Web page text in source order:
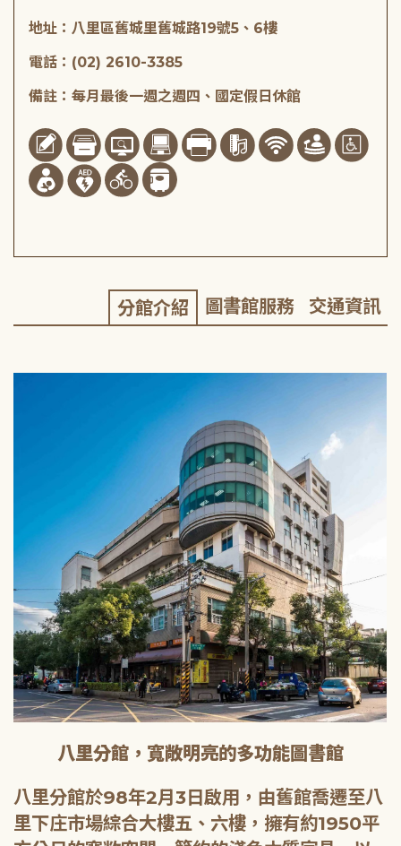
地址：八里區舊城里舊城路19號5、6樓
電話：(02) 2610-3385
備註：每月最後一週之週四、國定假日休館
分館介紹 圖書館服務 交通資訊
八里分館，寬敞明亮的多功能圖書館
八里分館於98年2月3日啟用，由舊館喬遷至八
里下庄市場綜合大樓五、六樓，擁有約1950平